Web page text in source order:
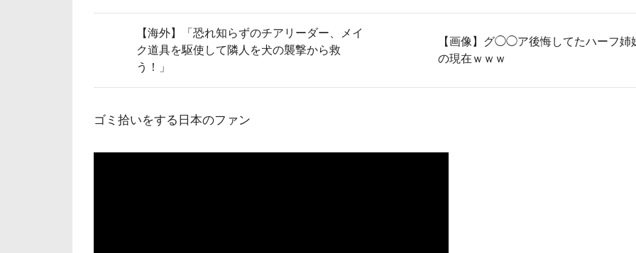
【海外】「恐れ知らずのチアリーダー、メイ
ク道具を駆使して隣人を犬の襲撃から救
う！」
【画像】グ◯◯ア後悔してたハーフ姉
の現在ｗｗｗ
ゴミ拾いをする日本のファン